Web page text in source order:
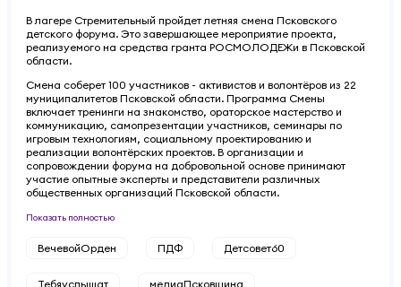
В лагере Стремительный пройдет летняя смена Псковского
детского форума. Это завершающее мероприятие проекта,
реализуемого на средства гранта РОСМОЛОДЕЖи в Псковской
области.
Смена соберет 100 участников - активистов и волонтёров из 22
муниципалитетов Псковской области. Программа Смены
включает тренинги на знакомство, ораторское мастерство и
коммуникацию, самопрезентации участников, семинары по
игровым технологиям, социальному проектированию и
реализации волонтёрских проектов. В организации и
сопровождении форума на добровольной основе принимают
участие опытные эксперты и представители различных
общественных организаций Псковской области.
Показать полностью
ВечевойОрден ПДФ Детсовет60
Тебяуслышат медиаПсковщина